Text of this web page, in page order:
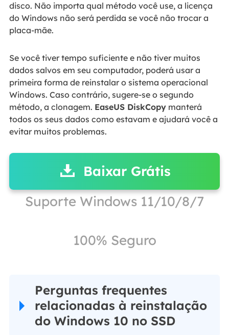
disco. Não importa qual método você use, a licença
do Windows não será perdida se você não trocar a
placa-mãe.
Se você tiver tempo suficiente e não tiver muitos
dados salvos em seu computador, poderá usar a
primeira forma de reinstalar o sistema operacional
Windows. Caso contrário, sugere-se o segundo
método, a clonagem. EaseUS DiskCopymanterá
todos os seus dados como estavam e ajudará você a
evitar muitos problemas.
Baixar Grátis
Suporte Windows 11/10/8/7
100% Seguro
Perguntas frequentes
relacionadas à reinstalação
do Windows 10 no SSD